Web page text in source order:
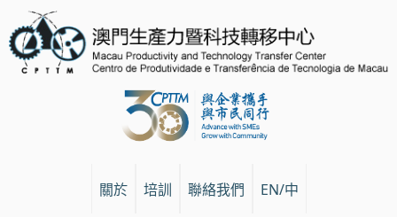
關於 培訓 聯絡我們 EN/中